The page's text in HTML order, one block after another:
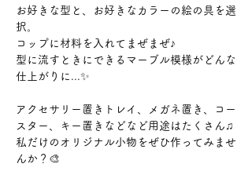
お好きな型と、お好きなカラーの絵の具を選
択。
コップに材料を入れてまぜまぜ♪
型に流すときにできるマーブル模様がどんな
仕上がりに...✨
アクセサリー置きトレイ、メガネ置き、コー
スター、キー置きなどなど用途はたくさん♫
私だけのオリジナル小物をぜひ作ってみませ
んか？🎨